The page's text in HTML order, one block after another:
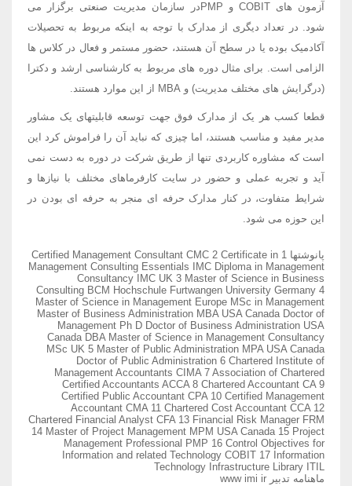
آزمون های COBIT و PMPدر سازمان مدیریت صنعتی برگزار می
شود. در تعداد دیگری از مدارک با توجه به اینکه مربوط به تحصیلات
آکادمیک بوده یا در سطح آن هستند، حضور مستمر و فعال در کلاس ها
الزامی است. برای مثال دوره های مربوط به کارشناسی ارشد و دکترا
(درگرایش های مختلف مدیریت) و MBA از این موارد هستند.
قطعا کسب هر یک از مدارک فوق جهت توسعه قابلیتهای یک مشاور
مدیر مفید و مناسب هستند، اما چیزی که نباید آن را فراموش کرد این
است که مشاوره کاربردی تنها از طریق شرکت در دوره به دست نمی
آید و تجربه عملی و حضور در سایت کارفرماهای مختلف با نیازها و
شرایط متفاوت، در کنار مدارک حرفه ای منجر به حرفه ای بودن در
این حوزه می شود.
پانوشتها 1 Certified Management Consultant CMC 2 Certificate in
Management Consulting Essentials IMC Diploma in Management
Consultancy IMC UK 3 Master of Science in Business
Consulting BCM Hochschule Furtwangen University Germany 4
Master of Science in Management Europe MSc in Management
Master of Business Administration MBA USA Canada Doctor of
Management Ph D Doctor of Business Administration USA
Canada DBA Master of Science in Management Consultancy
MSc UK 5 Master of Public Administration MPA USA Canada
Doctor of Public Administration 6 Chartered Institute of
Management Accountants CIMA 7 Association of Chartered
Certified Accountants ACCA 8 Chartered Accountant CA 9
Certified Public Accountant CPA 10 Certified Management
Accountant CMA 11 Chartered Cost Accountant CCA 12
Chartered Financial Analyst CFA 13 Financial Risk Manager FRM
14 Master of Project Management MPM USA Canada 15 Project
Management Professional PMP 16 Control Objectives for
Information and related Technology COBIT 17 Information
Technology Infrastructure Library ITIL
ماهنامه تدبیر www imi ir